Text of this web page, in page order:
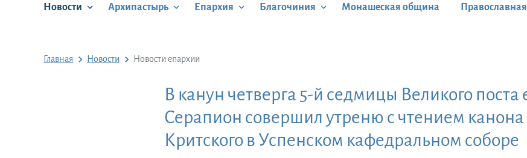
Новости Архипастырь Епархия Благочиния Монашеская община
Главная Новости Новости епархии
В канун четверга 5-й седмицы Великого поста
Серапион совершил утреню с чтением
Критского в Успенском кафедральном соборе